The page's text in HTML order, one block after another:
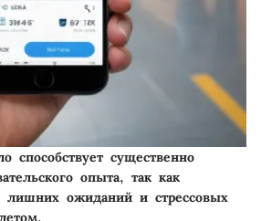
способствует существенно
опыта, так как
лишних ожиданий и стрессовых